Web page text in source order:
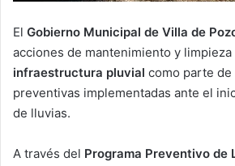
El Gobierno Municipal de Villa de
acciones de mantenimiento y limpieza
infraestructura pluvial como parte de
preventivas implementadas ante el
de lluvias.
A través del Programa Preventivo de